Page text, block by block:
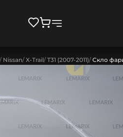
Nissan X-Trail T31 (2007-2011) Скло